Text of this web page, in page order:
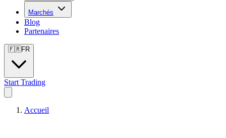
Marchés
Blog
Partenaires
🇫🇷FR
Start Trading
Accueil